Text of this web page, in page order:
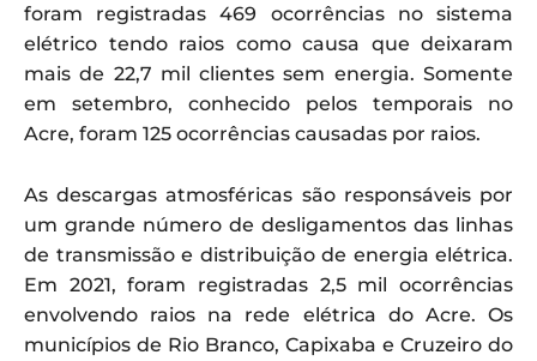
foram registradas 469 ocorrências no sistema
elétrico tendo raios como causa que deixaram
mais de 22,7 mil clientes sem energia. Somente
em setembro, conhecido pelos temporais no
Acre, foram 125 ocorrências causadas por raios.
As descargas atmosféricas são responsáveis por
um grande número de desligamentos das linhas
de transmissão e distribuição de energia elétrica.
Em 2021, foram registradas 2,5 mil ocorrências
envolvendo raios na rede elétrica do Acre. Os
municípios de Rio Branco, Capixaba e Cruzeiro do